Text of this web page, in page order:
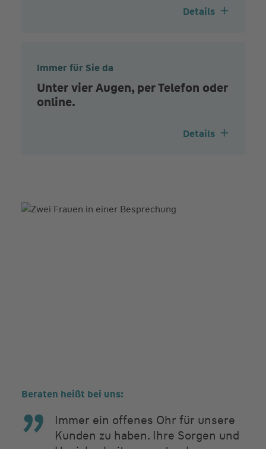
Details
Immer für Sie da
Unter vier Augen, per Telefon oder
online.
Details
Beraten heißt bei uns:
Immer ein offenes Ohr für unsere
Kunden zu haben. Ihre Sorgen und